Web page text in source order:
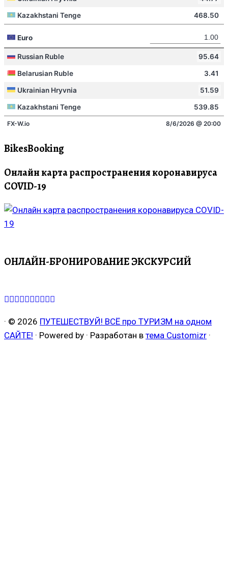
BikesBooking
Онлайн карта распространения коронавируса
COVID-19
ОНЛАЙН-БРОНИРОВАНИЕ ЭКСКУРСИЙ
· © 2026 ПУТЕШЕСТВУЙ! ВСЁ про ТУРИЗМ на одном
САЙТЕ! · Powered by · Разработан в тема Customizr ·